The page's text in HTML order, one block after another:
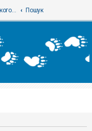
форум Українського теріологічного товариства Пошук